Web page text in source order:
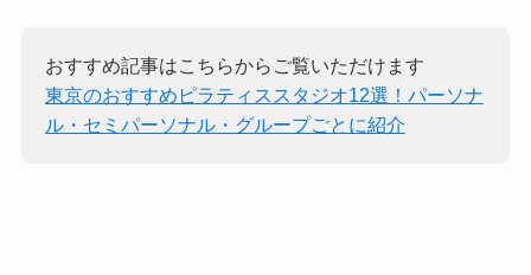
おすすめ記事はこちらからご覧いただけます
東京のおすすめピラティススタジオ12選！パーソナ
ル・セミパーソナル・グループごとに紹介